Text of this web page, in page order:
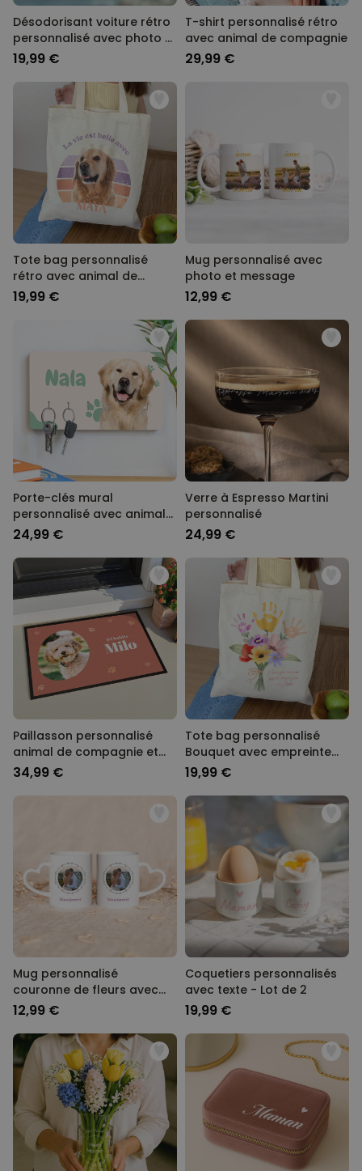
Désodorisant voiture rétro
personnalisé avec photo et
texte – Lot de 2
19,99 €
T-shirt personnalisé rétro
avec animal de compagnie
29,99 €
Tote bag personnalisé
rétro avec animal de
compagnie
19,99 €
Mug personnalisé avec
photo et message
12,99 €
Porte-clés mural
personnalisé avec animal
de compagnie
24,99 €
Verre à Espresso Martini
personnalisé
24,99 €
Paillasson personnalisé
animal de compagnie et
nom
34,99 €
Tote bag personnalisé
Bouquet avec empreinte
de main
19,99 €
Mug personnalisé
couronne de fleurs avec
photo et texte
12,99 €
Coquetiers personnalisés
avec texte - Lot de 2
19,99 €